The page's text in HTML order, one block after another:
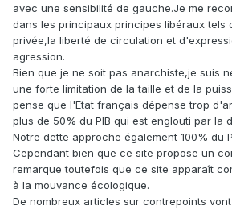
avec une sensibilité de gauche.Je me
dans les principaux principes libéraux tels
privée,la liberté de circulation et
agression.
Bien que je ne soit pas anarchiste,je suis
une forte limitation de la taille et de la
pense que l'Etat français dépense trop
plus de 50% du PIB qui est englouti par la
Notre dette approche également 100% du
Cependant bien que ce site propose un
remarque toutefois que ce site apparaît
à la mouvance écologique.
De nombreux articles sur contrepoints